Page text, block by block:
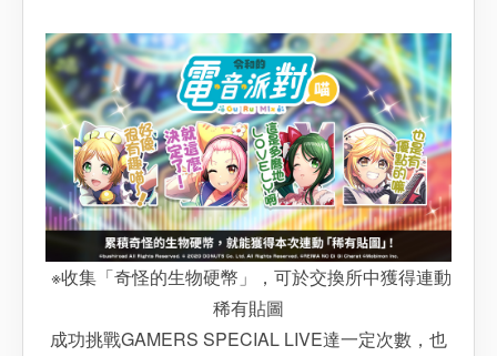
※收集「奇怪的生物硬幣」，可於交換所中獲得連動
稀有貼圖
成功挑戰GAMERS SPECIAL LIVE達一定次數，也